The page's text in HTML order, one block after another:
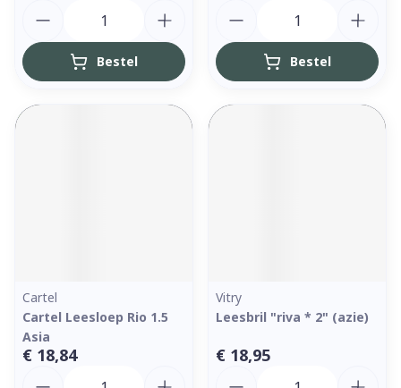
Bestel Bestel
Cartel
Cartel Leesloep Rio 1.5
Asia
€ 18,84
Vitry
Leesbril "riva * 2" (azie)
€ 18,95